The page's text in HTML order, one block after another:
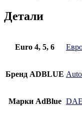
Детали
Euro 4, 5, 6
Бренд ADBLUE
Марки AdBlue